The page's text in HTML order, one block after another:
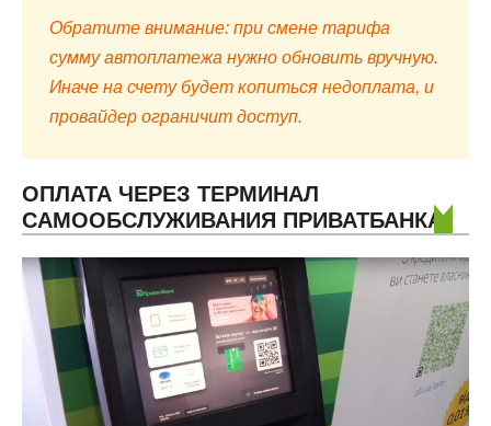
Обратите внимание: при смене тарифа
сумму автоплатежа нужно обновить вручную.
Иначе на счету будет копиться недоплата, и
провайдер ограничит доступ.
ОПЛАТА ЧЕРЕЗ ТЕРМИНАЛ
САМООБСЛУЖИВАНИЯ ПРИВАТБАНКА